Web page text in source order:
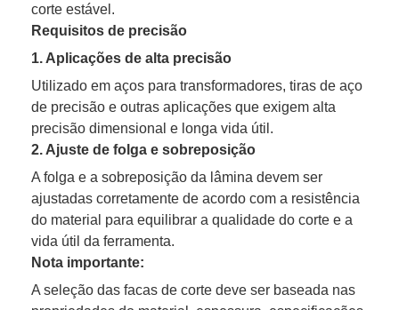
corte estável.
Requisitos de precisão
1. Aplicações de alta precisão
Utilizado em aços para transformadores, tiras de aço
de precisão e outras aplicações que exigem alta
precisão dimensional e longa vida útil.
2. Ajuste de folga e sobreposição
A folga e a sobreposição da lâmina devem ser
ajustadas corretamente de acordo com a resistência
do material para equilibrar a qualidade do corte e a
vida útil da ferramenta.
Nota importante:
A seleção das facas de corte deve ser baseada nas